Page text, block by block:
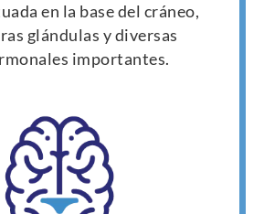
en la base del cráneo,
glándulas y diversas
importantes.